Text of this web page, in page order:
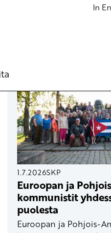
In
1.7.2026SKP
Euroopan ja
kommunistit
puolesta
Euroopan ja Pohjois-